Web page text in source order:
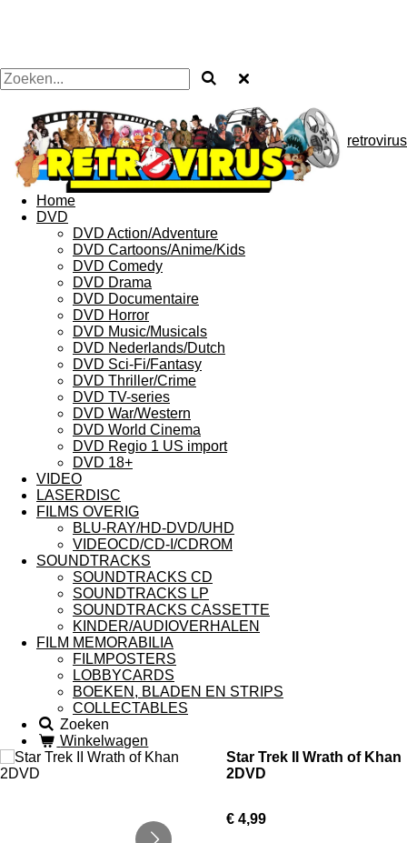
retrovirus
Home
DVD
DVD Action/Adventure
DVD Cartoons/Anime/Kids
DVD Comedy
DVD Drama
DVD Documentaire
DVD Horror
DVD Music/Musicals
DVD Nederlands/Dutch
DVD Sci-Fi/Fantasy
DVD Thriller/Crime
DVD TV-series
DVD War/Western
DVD World Cinema
DVD Regio 1 US import
DVD 18+
VIDEO
LASERDISC
FILMS OVERIG
BLU-RAY/HD-DVD/UHD
VIDEOCD/CD-I/CDROM
SOUNDTRACKS
SOUNDTRACKS CD
SOUNDTRACKS LP
SOUNDTRACKS CASSETTE
KINDER/AUDIOVERHALEN
FILM MEMORABILIA
FILMPOSTERS
LOBBYCARDS
BOEKEN, BLADEN EN STRIPS
COLLECTABLES
Zoeken
Winkelwagen
Star Trek II Wrath of Khan
2DVD
€ 4,99